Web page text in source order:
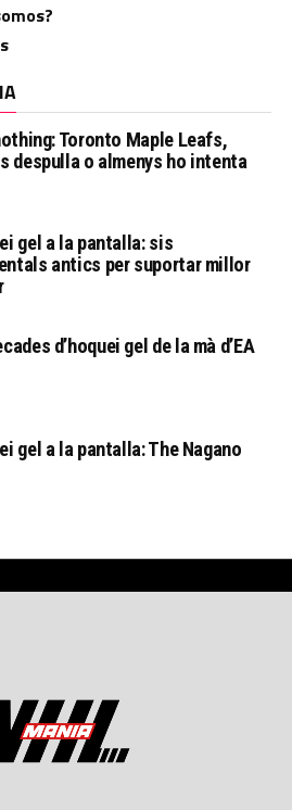
Toronto Maple Leafs,
despulla o almenys ho intenta
gel a la pantalla: sis
antics per suportar millor
d’hoquei gel de la mà d’EA
gel a la pantalla: The Nagano